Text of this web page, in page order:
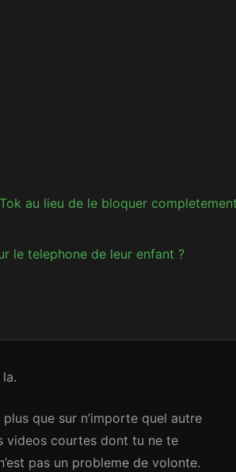
au lieu de le bloquer
le telephone de leur enfant ?
plus que sur n’importe quel autre
videos courtes dont tu ne te
pas un probleme de volonte.